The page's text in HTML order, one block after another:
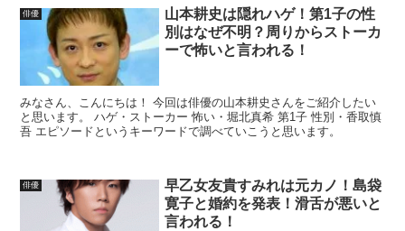
俳優
山本耕史は隠れハゲ！第1子の性
別はなぜ不明？周りからストーカ
ーで怖いと言われる！
みなさん、こんにちは！ 今回は俳優の山本耕史さんをご紹介したい
と思います。 ハゲ・ストーカー 怖い・堀北真希 第1子 性別・香取慎
吾 エピソードというキーワードで調べていこうと思います。
俳優
早乙女友貴すみれは元カノ！島袋
寛子と婚約を発表！滑舌が悪いと
言われる！